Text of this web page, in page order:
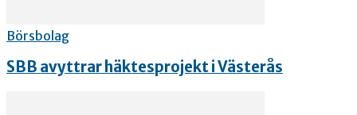
Börsbolag
SBB avyttrar häktesprojekt i Västerås